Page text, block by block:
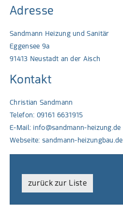
Adresse
Sandmann Heizung und Sanitär
Eggensee 9a
91413 Neustadt an der Aisch
Kontakt
Christian Sandmann
Telefon: 09161 6631915
E-Mail: info@sandmann-heizung.de
Webseite: sandmann-heizungbau.de
zurück zur Liste